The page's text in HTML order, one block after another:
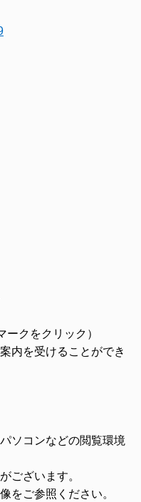
クをクリック）
内を受けることができ
ソコンなどの閲覧環境
ございます。
をご参照ください。